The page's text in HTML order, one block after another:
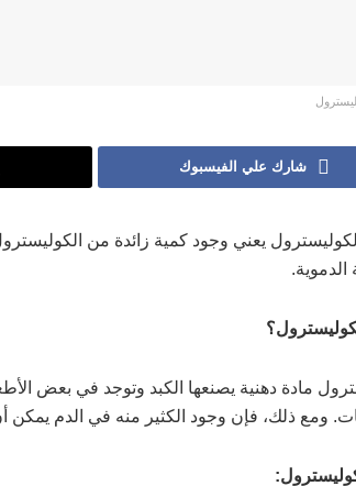
شارك علي الفيسبوك
الكوليسترول يعني وجود كمية زائدة من
الدموية.
مادة دهنية يصنعها الكبد وتوجد في بعض
ومع ذلك، فإن وجود الكثير منه في الدم
: